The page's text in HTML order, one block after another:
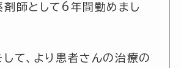
師として6年間勤めまし
て、より患者さんの治療の